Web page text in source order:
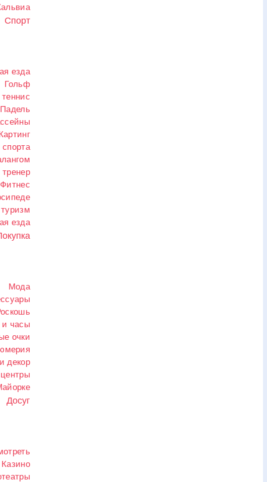
Спорт
езда
Гольф
Падель
Фитнес
езда
Мода
часы
очки
декор
Досуг
Казино